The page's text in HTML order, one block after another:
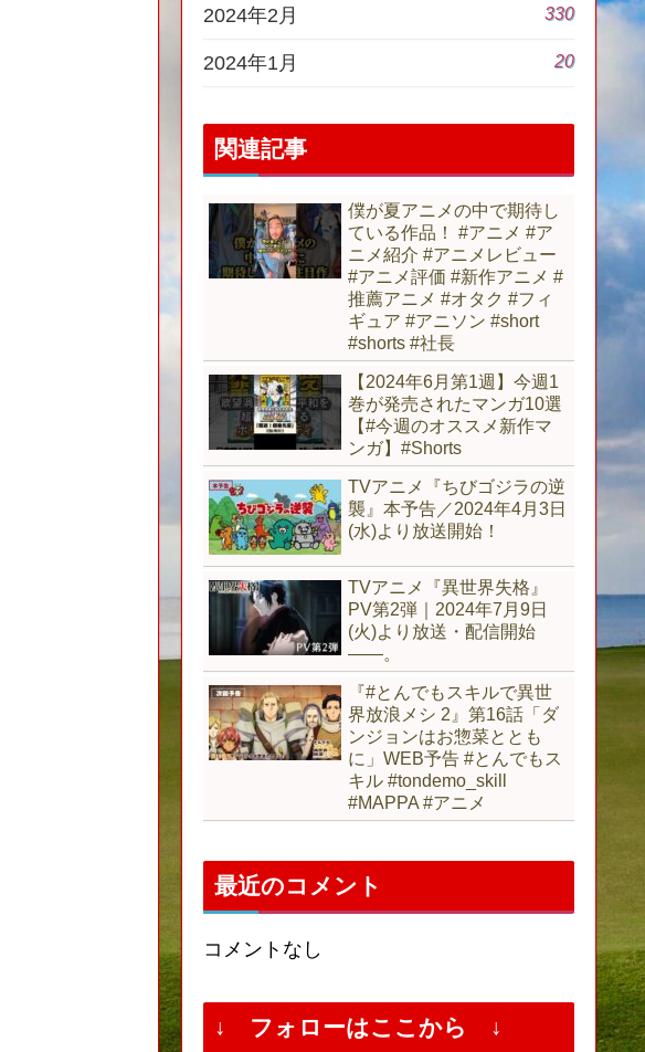
2024年2月 330
2024年1月 20
関連記事
僕が夏アニメの中で期待し
ている作品！ #アニメ #ア
ニメ紹介 #アニメレビュー
#アニメ評価 #新作アニメ #
推薦アニメ #オタク #フィ
ギュア #アニソン #short
#shorts #社長
【2024年6月第1週】今週1
巻が発売されたマンガ10選
【#今週のオススメ新作マ
ンガ】#Shorts
TVアニメ『ちびゴジラの逆
襲』本予告／2024年4月3日
(水)より放送開始！
TVアニメ『異世界失格』
PV第2弾｜2024年7月9日
(火)より放送・配信開始
――。
『#とんでもスキルで異世
界放浪メシ 2』第16話「ダ
ンジョンはお惣菜ととも
に」WEB予告 #とんでもス
キル #tondemo_skill
#MAPPA #アニメ
最近のコメント
コメントなし
↓ フォローはここから ↓